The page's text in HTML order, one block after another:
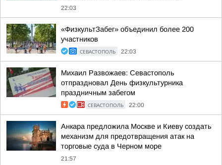
22:03
«ФизкультЗабег» объединил более 200
участников
СЕВАСТОПОЛЬ 22:03
Михаил Развожаев: Севастополь
отпраздновал День физкультурника
праздничным забегом
СЕВАСТОПОЛЬ 22:00
Анкара предложила Москве и Киеву создать
механизм для предотвращения атак на
торговые суда в Черном море
21:57